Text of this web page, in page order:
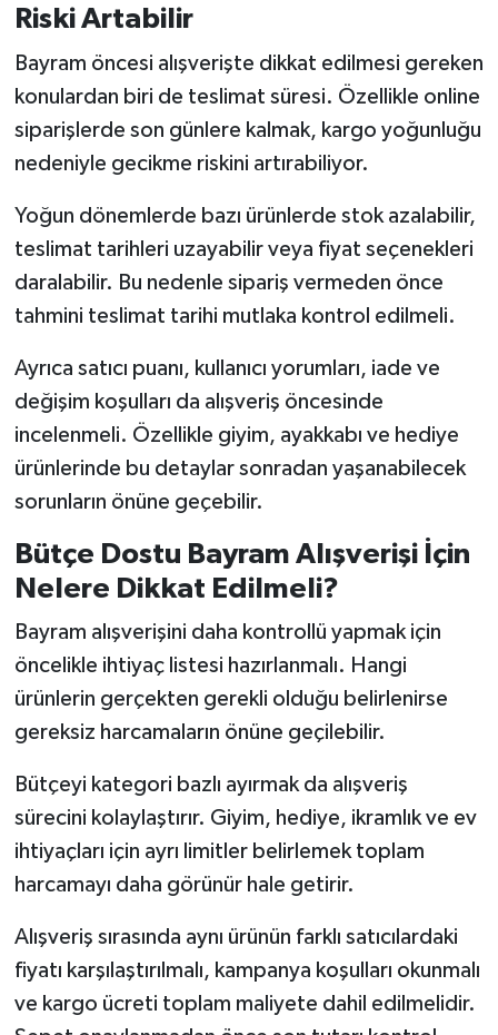
Riski Artabilir
Bayram öncesi alışverişte dikkat edilmesi gereken
konulardan biri de teslimat süresi. Özellikle online
siparişlerde son günlere kalmak, kargo yoğunluğu
nedeniyle gecikme riskini artırabiliyor.
Yoğun dönemlerde bazı ürünlerde stok azalabilir,
teslimat tarihleri uzayabilir veya fiyat seçenekleri
daralabilir. Bu nedenle sipariş vermeden önce
tahmini teslimat tarihi mutlaka kontrol edilmeli.
Ayrıca satıcı puanı, kullanıcı yorumları, iade ve
değişim koşulları da alışveriş öncesinde
incelenmeli. Özellikle giyim, ayakkabı ve hediye
ürünlerinde bu detaylar sonradan yaşanabilecek
sorunların önüne geçebilir.
Bütçe Dostu Bayram Alışverişi İçin
Nelere Dikkat Edilmeli?
Bayram alışverişini daha kontrollü yapmak için
öncelikle ihtiyaç listesi hazırlanmalı. Hangi
ürünlerin gerçekten gerekli olduğu belirlenirse
gereksiz harcamaların önüne geçilebilir.
Bütçeyi kategori bazlı ayırmak da alışveriş
sürecini kolaylaştırır. Giyim, hediye, ikramlık ve ev
ihtiyaçları için ayrı limitler belirlemek toplam
harcamayı daha görünür hale getirir.
Alışveriş sırasında aynı ürünün farklı satıcılardaki
fiyatı karşılaştırılmalı, kampanya koşulları okunmalı
ve kargo ücreti toplam maliyete dahil edilmelidir.